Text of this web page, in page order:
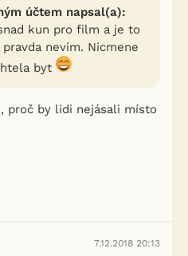
účtem napsal(a):
kun pro film a je to
nevim. Nicmene
byt
proč by lidi nejásali místo
7.12.2018 20:13